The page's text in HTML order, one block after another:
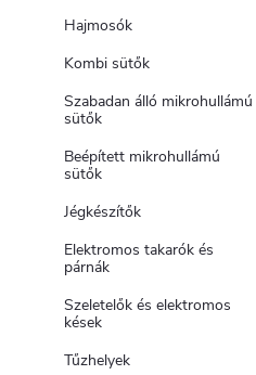
Hajmosók
Kombi sütők
Szabadan álló mikrohullámú
sütők
Beépített mikrohullámú
sütők
Jégkészítők
Elektromos takarók és
párnák
Szeletelők és elektromos
kések
Tűzhelyek